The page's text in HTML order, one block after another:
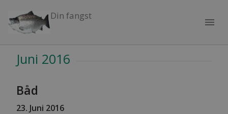
Din fangst
menu
Juni 2016
Båd
23. Juni 2016